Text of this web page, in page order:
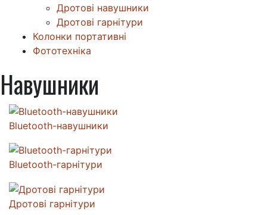
Дротові навушники
Дротові гарнітури
Колонки портативні
Фототехніка
Навушники
Bluetooth-навушники
Bluetooth-гарнітури
Дротові гарнітури